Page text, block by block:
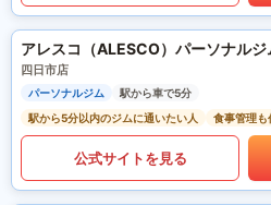
アレスコ（ALESCO）パーソナルジ
四日市店
パーソナルジム
駅から車で5分
駅から5分以内のジムに通いたい人
食事管理も
公式サイトを見る